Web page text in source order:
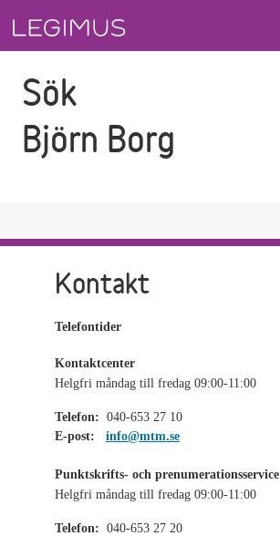
Sök
Björn Borg
Kontakt
Telefontider
Kontaktcenter
Helgfri måndag till fredag 09:00-11:00
Telefon: 040-653 27 10
E-post:
info@mtm.se
Punktskrifts- och prenumerationsservice
Helgfri måndag till fredag 09:00-11:00
Telefon: 040-653 27 20